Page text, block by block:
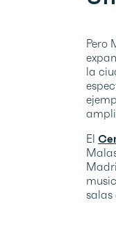
Pero
la
El